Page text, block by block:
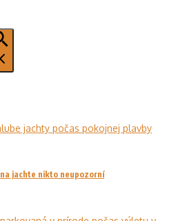
jachte nikto neupozorní